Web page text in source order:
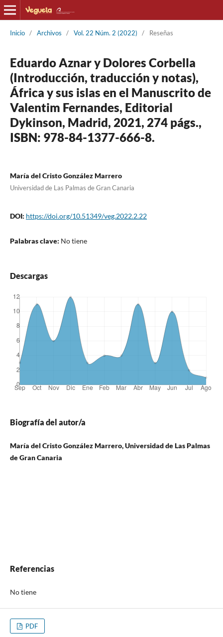
Inicio / Archivos / Vol. 22 Núm. 2 (2022) / Reseñas
Eduardo Aznar y Dolores Corbella
(Introducción, traducción y notas),
África y sus islas en el Manuscrito de
Valentim Fernandes, Editorial
Dykinson, Madrid, 2021, 274 págs.,
ISBN: 978-84-1377-666-8.
María del Cristo González Marrero
Universidad de Las Palmas de Gran Canaria
DOI: https://doi.org/10.51349/veg.2022.2.22
Palabras clave: No tiene
Descargas
Biografía del autor/a
María del Cristo González Marrero, Universidad de Las Palmas
de Gran Canaria
Referencias
No tiene
PDF